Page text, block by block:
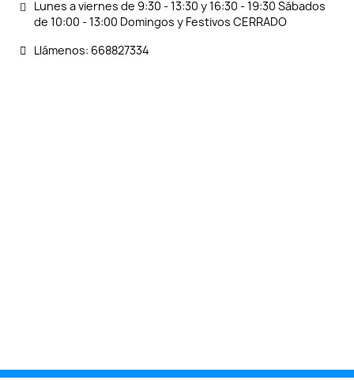
Lunes a viernes de 9:30 - 13:30 y 16:30 - 19:30 Sábados
de 10:00 - 13:00 Domingos y Festivos CERRADO
Llámenos: 668827334